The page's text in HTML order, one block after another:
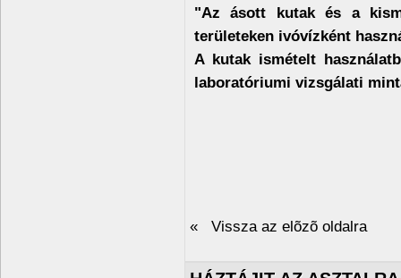
"Az ásott kutak és a
területeken ivóvízként
A kutak ismételt
laboratóriumi vizsgálati
« Vissza az elõzõ oldalra